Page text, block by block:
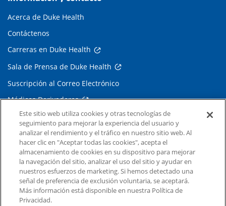
Acerca de Duke Health
Contáctenos
Carreras en Duke Health
Sala de Prensa de Duke Health
Suscripción al Correo Electrónico
Médicos Derivadores
Enlaces relacionados
Duke Cancer Institute
Duke Children's
Duke School of Medicine
Duke School of Nursing
Este sitio web utiliza cookies y otras tecnologías de
seguimiento para mejorar la experiencia del usuario y
analizar el rendimiento y el tráfico en nuestro sitio web. Al
hacer clic en "Aceptar todas las cookies", acepta el
almacenamiento de cookies en su dispositivo para mejorar
la navegación del sitio, analizar el uso del sitio y ayudar en
nuestros esfuerzos de marketing. Si hemos detectado una
señal de preferencia de exclusión voluntaria, se aceptará.
Más información está disponible en nuestra Política de
Privacidad.